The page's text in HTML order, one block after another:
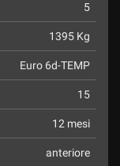
5
1395 Kg
Euro 6d-TEMP
15
12 mesi
anteriore